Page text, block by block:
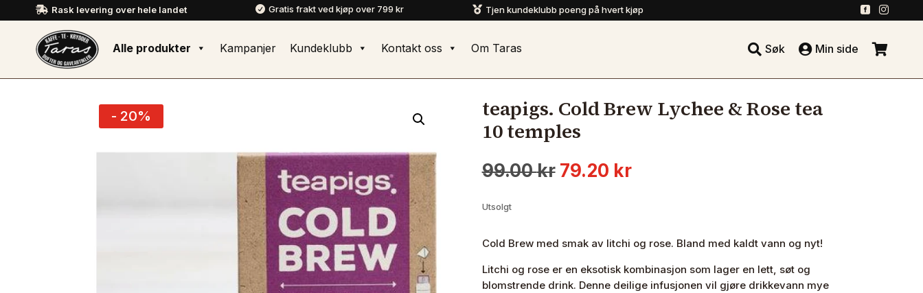
 Rask levering over hele landet  Gratis frakt ved kjøp over 799 kr  Tjen kundeklubb poeng på hvert kjøp  
Alle produkter Kampanjer Kundeklubb Kontakt oss Om Taras  Søk  Min side 
- 20%
teapigs. Cold Brew Lychee & Rose tea
10 temples
99.00kr Opprinnelig
79.20 krNåværende
Utsolgt
Cold Brew med smak av litchi og rose. Bland med kaldt vann og nyt!
Litchi og rose er en eksotisk kombinasjon som lager en lett, søt og
blomstrende drink. Denne deilige infusjonen vil gjøre drikkevann mye